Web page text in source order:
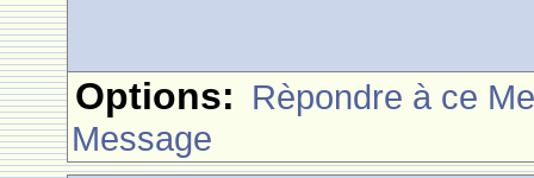
Options: Rèpondre à ce
Message